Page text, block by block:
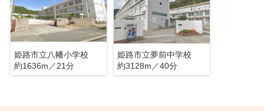
姫路市立八幡小学校
約1636m／21分
姫路市立夢前中学校
約3128m／40分